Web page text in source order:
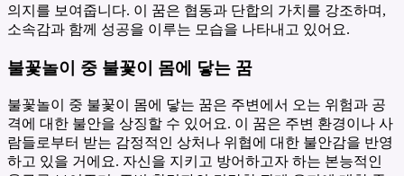
의지를 보여줍니다. 이 꿈은 협동과 단합의 가치를 강조하며,
소속감과 함께 성공을 이루는 모습을 나타내고 있어요.
불꽃놀이 중 불꽃이 몸에 닿는 꿈
불꽃놀이 중 불꽃이 몸에 닿는 꿈은 주변에서 오는 위험과 공
격에 대한 불안을 상징할 수 있어요. 이 꿈은 주변 환경이나 사
람들로부터 받는 감정적인 상처나 위협에 대한 불안감을 반영
하고 있을 거에요. 자신을 지키고 방어하고자 하는 본능적인